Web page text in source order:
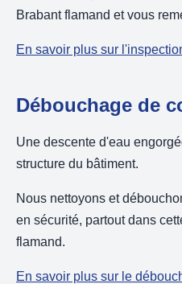
Brabant flamand et vous
En savoir plus sur
Débouchage de
Une descente d'eau
structure du bâtiment.
Nous nettoyons et
en sécurité, partout dans
flamand.
En savoir plus sur le